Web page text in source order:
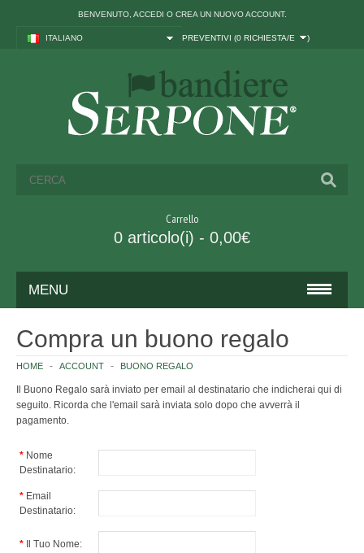
BENVENUTO, ACCEDI O CREA UN NUOVO ACCOUNT.
ITALIANO PREVENTIVI (0 RICHIESTA/E )
Carrello
0 articolo(i) - 0,00€
MENU
ITALIA ED UNIONE EUROPEA
ISTITUZIONI ITALIANE
EUROPA
AFRICA
AMERICA
Compra un buono regalo
HOME ACCOUNT BUONO REGALO
Il Buono Regalo sarà inviato per email al destinatario che indicherai qui di
seguito. Ricorda che l'email sarà inviata solo dopo che avverrà il
pagamento.
* Nome
Destinatario:
* Email
Destinatario:
* Il Tuo Nome: